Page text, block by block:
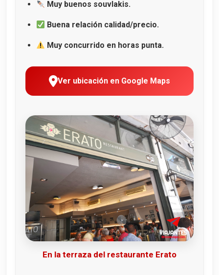
Muy buenos souvlakis.
Buena relación calidad/precio.
Muy concurrido en horas punta.
Ver ubicación en Google Maps
En la terraza del restaurante Erato